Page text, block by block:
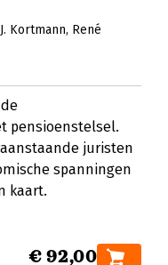
Kortmann René
pensioenstelsel.
juristen
spanningen
kaart.
€ 92,00